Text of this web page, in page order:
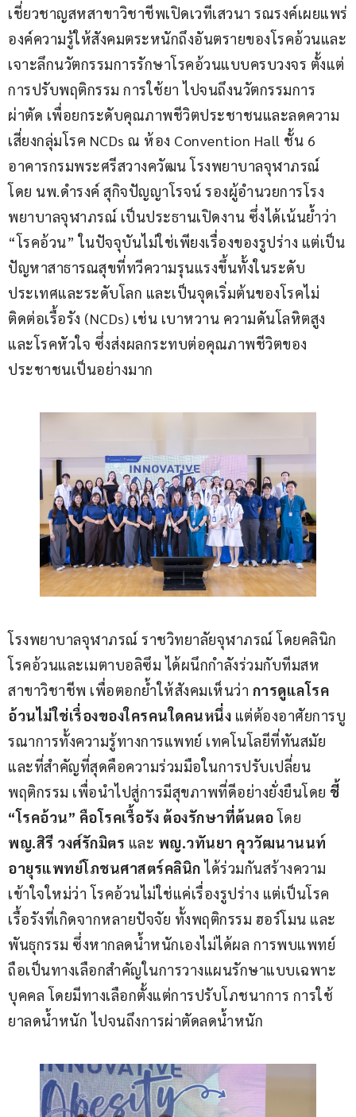
เชี่ยวชาญสหสาขาวิชาชีพเปิดเวทีเสวนา รณรงค์เผยแพร่
องค์ความรู้ให้สังคมตระหนักถึงอันตรายของโรคอ้วนและ
เจาะลึกนวัตกรรมการรักษาโรคอ้วนแบบครบวงจร ตั้งแต่
การปรับพฤติกรรม การใช้ยา ไปจนถึงนวัตกรรมการ
ผ่าตัด เพื่อยกระดับคุณภาพชีวิตประชาชนและลดความ
เสี่ยงกลุ่มโรค NCDs ณ ห้อง Convention Hall ชั้น 6
อาคารกรมพระศรีสวางควัฒน โรงพยาบาลจุฬาภรณ์
โดย นพ.ดำรงค์ สุกิจปัญญาโรจน์ รองผู้อำนวยการโรง
พยาบาลจุฬาภรณ์ เป็นประธานเปิดงาน ซึ่งได้เน้นย้ำว่า
“โรคอ้วน” ในปัจจุบันไม่ใช่เพียงเรื่องของรูปร่าง แต่เป็น
ปัญหาสาธารณสุขที่ทวีความรุนแรงขึ้นทั้งในระดับ
ประเทศและระดับโลก และเป็นจุดเริ่มต้นของโรคไม่
ติดต่อเรื้อรัง (NCDs) เช่น เบาหวาน ความดันโลหิตสูง
และโรคหัวใจ ซึ่งส่งผลกระทบต่อคุณภาพชีวิตของ
ประชาชนเป็นอย่างมาก
โรงพยาบาลจุฬาภรณ์ ราชวิทยาลัยจุฬาภรณ์ โดยคลินิก
โรคอ้วนและเมตาบอลิซึม ได้ผนึกกำลังร่วมกับทีมสห
สาขาวิชาชีพ เพื่อตอกย้ำให้สังคมเห็นว่า การดูแลโรค
อ้วนไม่ใช่เรื่องของใครคนใดคนหนึ่ง แต่ต้องอาศัยการบู
รณาการทั้งความรู้ทางการแพทย์ เทคโนโลยีที่ทันสมัย
และที่สำคัญที่สุดคือความร่วมมือในการปรับเปลี่ยน
พฤติกรรม เพื่อนำไปสู่การมีสุขภาพที่ดีอย่างยั่งยืนโดย ชี้
“โรคอ้วน” คือโรคเรื้อรัง ต้องรักษาที่ต้นตอ โดย
พญ.สิรี วงศ์รักมิตร และ พญ.วทันยา คุววัฒนานนท์
อายุรแพทย์โภชนศาสตร์คลินิก ได้ร่วมกันสร้างความ
เข้าใจใหม่ว่า โรคอ้วนไม่ใช่แค่เรื่องรูปร่าง แต่เป็นโรค
เรื้อรังที่เกิดจากหลายปัจจัย ทั้งพฤติกรรม ฮอร์โมน และ
พันธุกรรม ซึ่งหากลดน้ำหนักเองไม่ได้ผล การพบแพทย์
ถือเป็นทางเลือกสำคัญในการวางแผนรักษาแบบเฉพาะ
บุคคล โดยมีทางเลือกตั้งแต่การปรับโภชนาการ การใช้
ยาลดน้ำหนัก ไปจนถึงการผ่าตัดลดน้ำหนัก